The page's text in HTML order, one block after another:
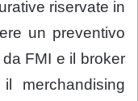
riservate in
un preventivo
FMI e il broker
merchandising